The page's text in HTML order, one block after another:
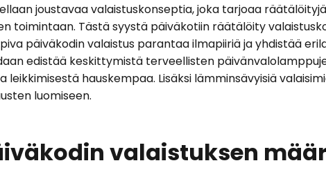
joustavaa valaistuskonseptia, joka tarjoaa
toimintaan. Tästä syystä päiväkotiin räätälöity
päiväkodin valaistus parantaa ilmapiiriä ja yhdistää
edistää keskittymistä terveellisten
hauskempaa. Lisäksi lämminsävyisiä
luomiseen.
valaistuksen